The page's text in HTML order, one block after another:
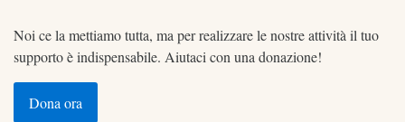
Noi ce la mettiamo tutta, ma per realizzare le nostre attività il tuo
supporto è indispensabile. Aiutaci con una donazione!
Dona ora